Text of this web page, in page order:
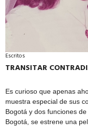
Escritos
TRANSITAR
Es curioso que apenas
muestra especial de sus
Bogotá y dos funciones
Bogotá, se estrene una